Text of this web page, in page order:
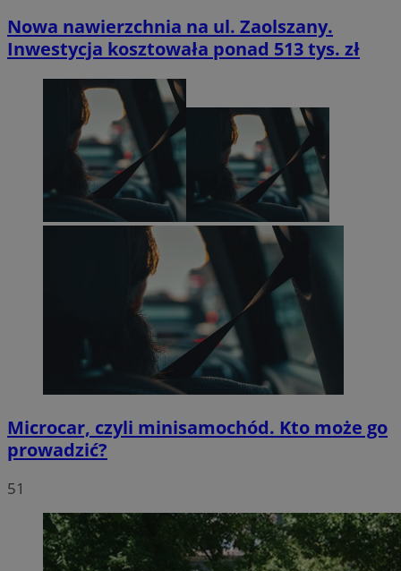
Nowa nawierzchnia na ul. Zaolszany.
Inwestycja kosztowała ponad 513 tys. zł
Microcar, czyli minisamochód. Kto może go
prowadzić?
51